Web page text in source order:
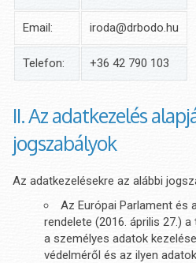
Email: iroda@drbodo.hu
Telefon: +36 42 790 103
II. Az adatkezelés
jogszabályok
Az adatkezelésekre az alábbi
Az Európai Parlament és
rendelete (2016. április 27.)
a személyes adatok
védelméről és az ilyen